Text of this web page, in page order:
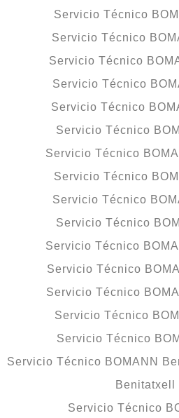
Servicio Técnico
Servicio Técnico
Servicio Técnico
Servicio Técnico
Servicio Técnico
Servicio Técnico
Servicio Técnico
Servicio Técnico
Servicio Técnico
Servicio Técnico
Servicio Técnico
Servicio Técnico
Servicio Técnico
Servicio Técnico
Servicio Técnico
Servicio Técnico BOMANN
Benitatxell
Servicio Técnico